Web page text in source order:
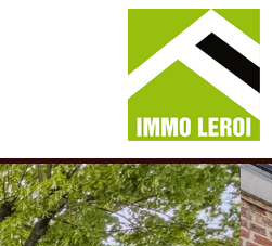
Menu overslaan en naar de